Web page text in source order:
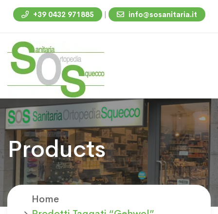
+39 0432 971885 | info@sosanitaria.it
Products
Home